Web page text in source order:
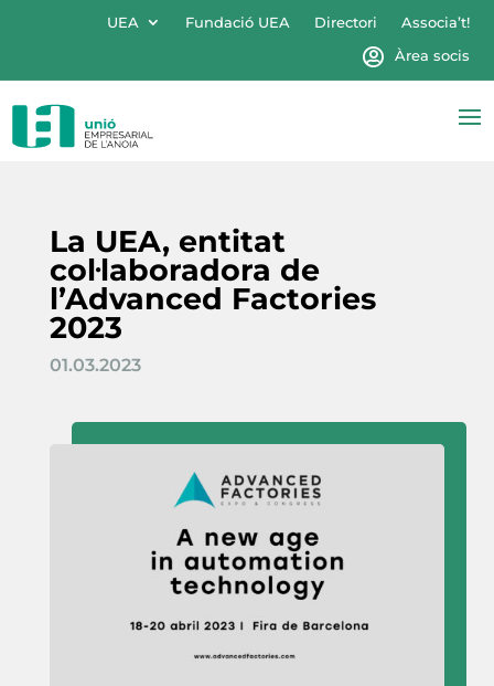
UEA Fundació UEA Directori
Associa’t!
Àrea socis
La UEA, entitat
col·laboradora de
l’Advanced Factories
2023
01.03.2023